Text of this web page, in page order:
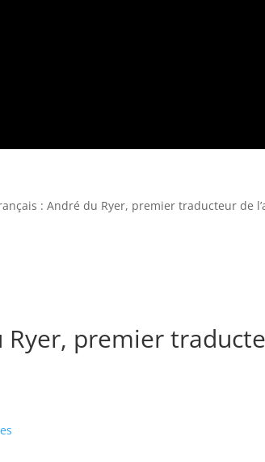
: André du Ryer, premier traducteur de
Ryer, premier